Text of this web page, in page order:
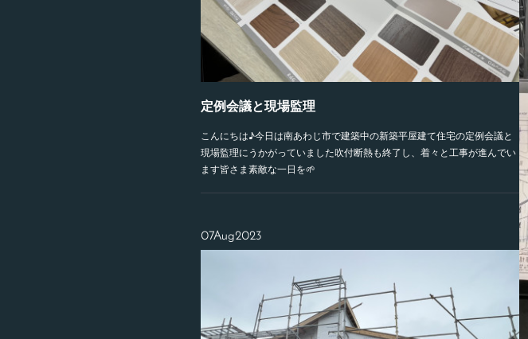
定例会議と現場監理
こんにちは♪今日は南あわじ市で建築中の新築平屋建て住宅の定例会議と
現場監理にうかがっていました吹付断熱も終了し、着々と工事が進んでい
ます皆さま素敵な一日を🌱
07Aug2023